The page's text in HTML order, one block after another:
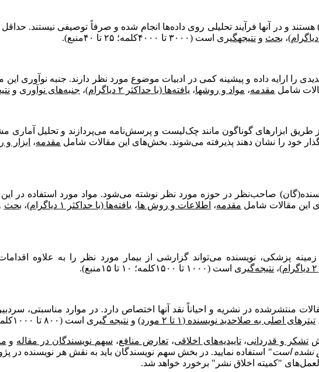
، بحث و نتیجه­گیری است (۳۰۰۰ تا ۴۰۰۰کلمه؛ ۲۵ تا ۴۰منبع).
را ارایه داده و پیشینه کمی در ادبیات موضوع مورد نظر دارند. جنبه نوآوری این
شامل مقدمه، مواد و روش­ها، یافته‌ها (با حداکثر ۲ دیاگرام) ، جنبه‌های نوآوری و
طریق ابزارهای گوناگون مانند چک‌لیست و پرسش‌نامه می‌پردازند و تحلیل آماری
خود را نشان دهند پذیرفته می‌شوند. بخش‌های این مقالات شامل مقدمه، ابزار
صاحب‌نظر در حوزه مورد نظر نوشته می‌شود. مواد مورد استفاده در
این مقالات شامل مقدمه، اطلاعات و روش ­ها، یافته‌ها (با حداکثر ۱ دیاگرام) ، بحث
پزشکی، نویسنده می‌تواند گزارشی از بیمار مورد نظر را به علاوه
، نتیجه‌گیری است (۱۰۰۰ تا ۱۵۰۰کلمه؛ ۱۰ تا ۱۵منبع).
منتشرشده در نشریه و احیاناً نقد آنها اختصاص دارد. در موارد مناسبتی،
تیترهای اصلی به صلاحدید نویسنده (۱ تا ۲ مورد) و نتیجه­ گیری است (۸۰۰ تا ۱۰۰۰کلمه؛ حداکثر ۵ منبع).
تشکر و قدردانی،تاییدیه‌های اخلاقی،تعارض منافع، سهم نویسندگان در مقاله و
نشده است" استفاده نمایید. در بخش سهم نویسندگان باید به نقش هر نویسنده
"کمیته اخلاق نشر" برخورد خواهد شد.